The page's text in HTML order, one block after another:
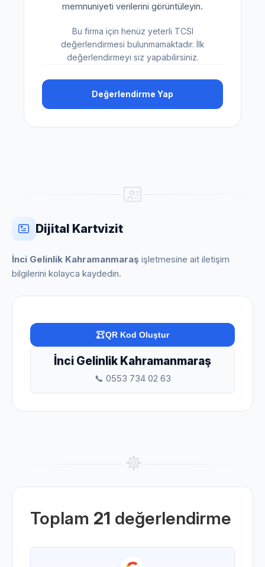
memnuniyeti verilerini görüntüleyin.
Bu firma için henüz yeterli TCSI
değerlendirmesi bulunmamaktadır. İlk
değerlendirmeyi siz yapabilirsiniz.
Değerlendirme Yap
Dijital Kartvizit
İnci Gelinlik Kahramanmaraş işletmesine ait iletişim
bilgilerini kolayca kaydedin.
QR Kod Oluştur
İnci Gelinlik Kahramanmaraş
📞 0553 734 02 63
Toplam 21 değerlendirme